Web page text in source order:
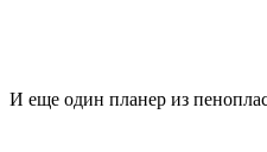
И еще один планер из